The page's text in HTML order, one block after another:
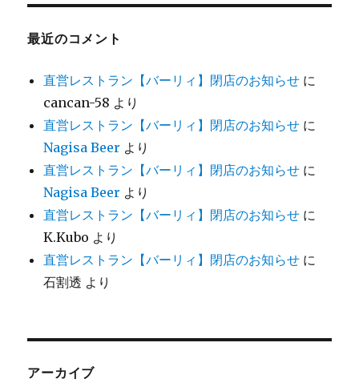
最近のコメント
直営レストラン【バーリィ】閉店のお知らせ に
cancan-58 より
直営レストラン【バーリィ】閉店のお知らせ に
Nagisa Beer より
直営レストラン【バーリィ】閉店のお知らせ に
Nagisa Beer より
直営レストラン【バーリィ】閉店のお知らせ に
K.Kubo より
直営レストラン【バーリィ】閉店のお知らせ に
石割透 より
アーカイブ